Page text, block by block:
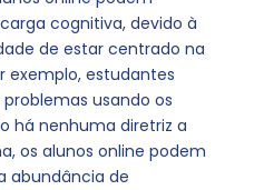
cognitiva, devido à
de estar centrado na
exemplo, estudantes
usando os
há nenhuma diretriz a
os alunos online podem
abundância de